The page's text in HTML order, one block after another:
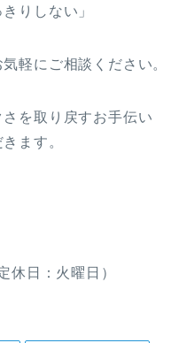
りしない」
軽にご相談ください。
を取り戻すお手伝い
ます。
休日：火曜日）